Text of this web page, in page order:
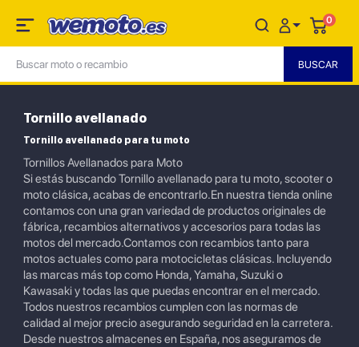
0
Tornillo avellanado
Tornillo avellanado para tu moto
Tornillos Avellanados para Moto
Si estás buscando Tornillo avellanado para tu moto, scooter o
moto clásica, acabas de encontrarlo.En nuestra tienda online
contamos con una gran variedad de productos originales de
fábrica, recambios alternativos y accesorios para todas las
motos del mercado.Contamos con recambios tanto para
motos actuales como para motocicletas clásicas. Incluyendo
las marcas más top como Honda, Yamaha, Suzuki o
Kawasaki y todas las que puedas encontrar en el mercado.
Todos nuestros recambios cumplen con las normas de
calidad al mejor precio asegurando seguridad en la carretera.
Desde nuestros almacenes en España, nos aseguramos de